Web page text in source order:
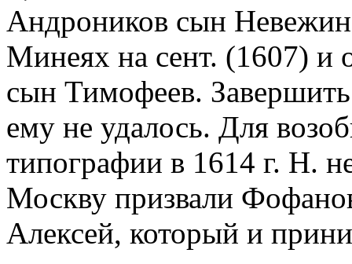
Андроников сын
Минеях на сент. (1607) и
сын Тимофеев.
ему не удалось. Для
типографии в 1614 г. Н.
Москву призвали
Алексей, который и